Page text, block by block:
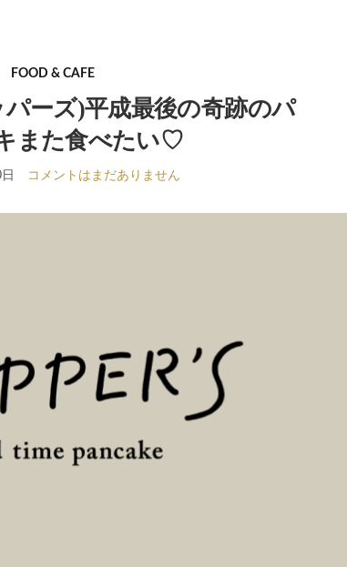
FOOD & CAFE
パーズ)平成最後の奇跡のパ
また食べたい♡
コメントはまだありません